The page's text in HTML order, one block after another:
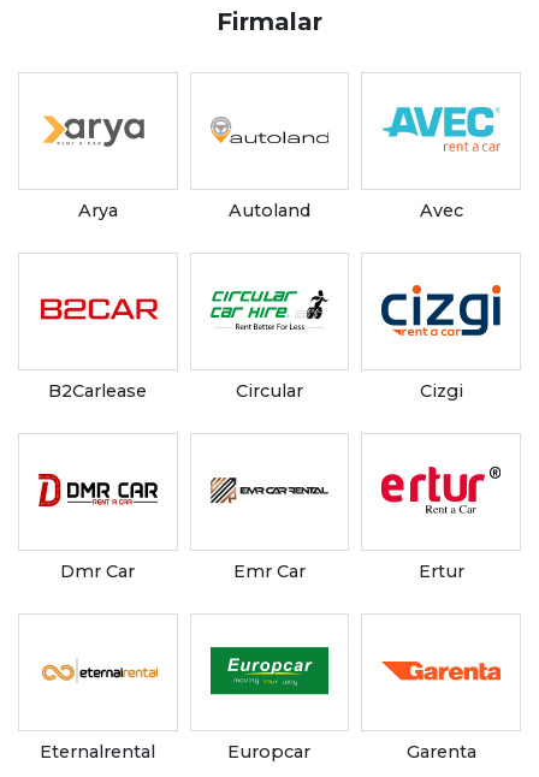
Firmalar
Arya Autoland Avec
B2Carlease Circular Cizgi
Dmr Car Emr Car Ertur
Eternalrental Europcar Garenta